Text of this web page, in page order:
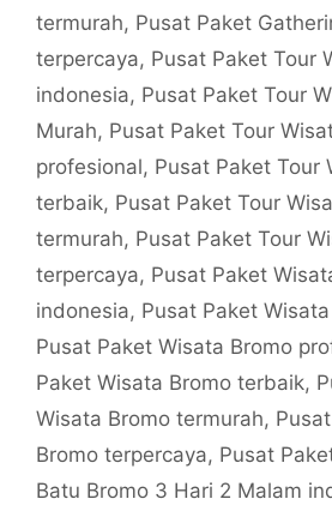
termurah, Pusat Paket
terpercaya, Pusat Paket Tour
indonesia, Pusat Paket Tour
Murah, Pusat Paket Tour
profesional, Pusat Paket Tour
terbaik, Pusat Paket Tour
termurah, Pusat Paket Tour
terpercaya, Pusat Paket
indonesia, Pusat Paket
Pusat Paket Wisata Bromo
Paket Wisata Bromo terbaik,
Wisata Bromo termurah,
Bromo terpercaya, Pusat
Batu Bromo 3 Hari 2 Malam